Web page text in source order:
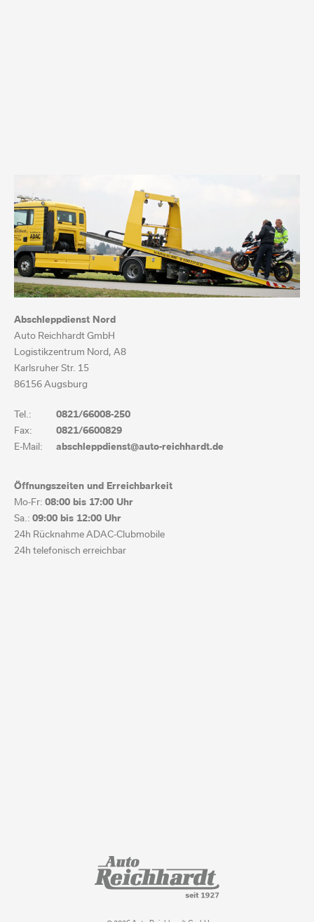
Abschleppdienst Nord
Auto Reichhardt GmbH
Logistikzentrum Nord, A8
Karlsruher Str. 15
86156 Augsburg
Tel.:
0821/66008-250
Fax:
0821/6600829
E-Mail:
abschleppdienst@auto-reichhardt.de
Öffnungszeiten und Erreichbarkeit
Mo-Fr:08:00 bis 17:00 Uhr
Sa.:09:00 bis 12:00 Uhr
24h Rücknahme ADAC-Clubmobile
24h telefonisch erreichbar